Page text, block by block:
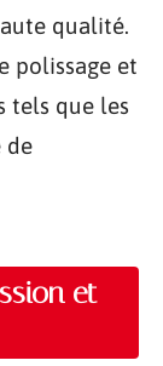
qualité.
polissage et
tels que les
de
et